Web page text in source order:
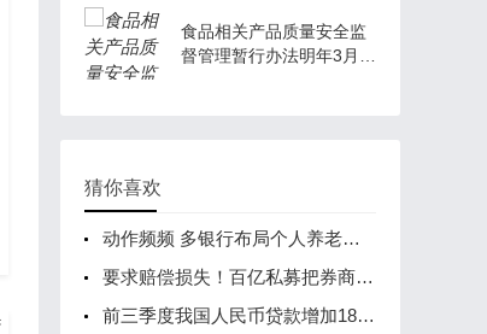
食品相关产品质量安全监
督管理暂行办法明年3月起
猜你喜欢
动作频频 多银行布局个人养老金账户
要求赔偿损失！百亿私募把券商等中介机构告了，原因曝光
前三季度我国人民币贷款增加18.08万亿元